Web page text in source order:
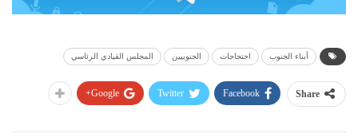
أبناء الجنوب احتجاجات الجنوبيين المجلس القيادي الرئاسي
Share
Facebook
Twitter
Google+